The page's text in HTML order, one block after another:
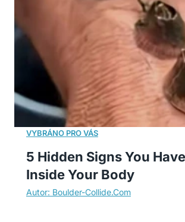
5 Hidden Signs You
Inside Your Body